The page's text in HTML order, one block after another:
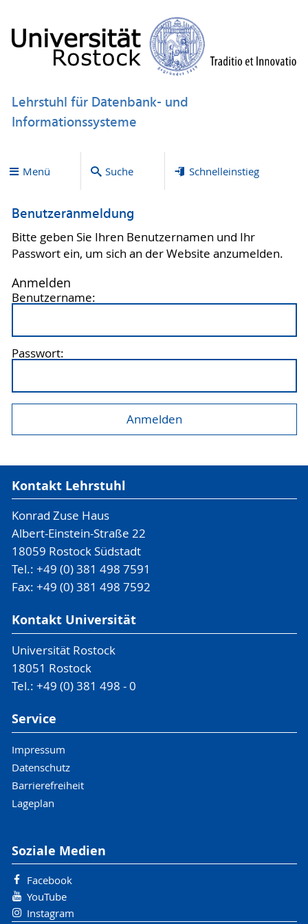
Lehrstuhl für Datenbank- und
Informationssysteme
Menü Suche Schnelleinstieg
Benutzeranmeldung
Bitte geben Sie Ihren Benutzernamen und Ihr
Passwort ein, um sich an der Website anzumelden.
Anmelden
Benutzername:
Passwort:
Kontakt Lehrstuhl
Konrad Zuse Haus
Albert-Einstein-Straße 22
18059 Rostock Südstadt
Tel.: +49 (0) 381 498 7591
Fax: +49 (0) 381 498 7592
Kontakt Universität
Universität Rostock
18051 Rostock
Tel.: +49 (0) 381 498 - 0
Service
Impressum
Datenschutz
Barrierefreiheit
Lageplan
Soziale Medien
Facebook
YouTube
Instagram